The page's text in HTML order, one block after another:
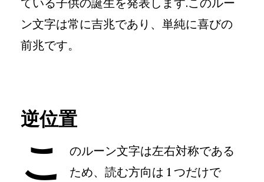
ン文字は常に吉兆であり、単純に喜びの
前兆です。
逆位置
こ
のルーン文字は左右対称である
ため、読む方向は 1 つだけで